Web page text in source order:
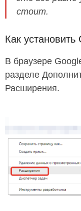
стоит.
Как установить
В браузере
разделе
Расширения.